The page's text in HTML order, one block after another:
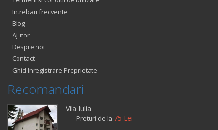
Intrebari frecvente
Blog
Ajutor
Despre noi
Contact
Ghid Inregistrare Proprietate
Recomandari
Vila Iulia
Preturi de la 75 Lei